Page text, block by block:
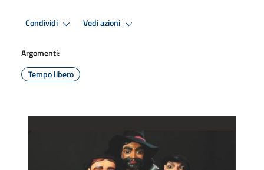
Condividi Vedi azioni
Argomenti:
Tempo libero